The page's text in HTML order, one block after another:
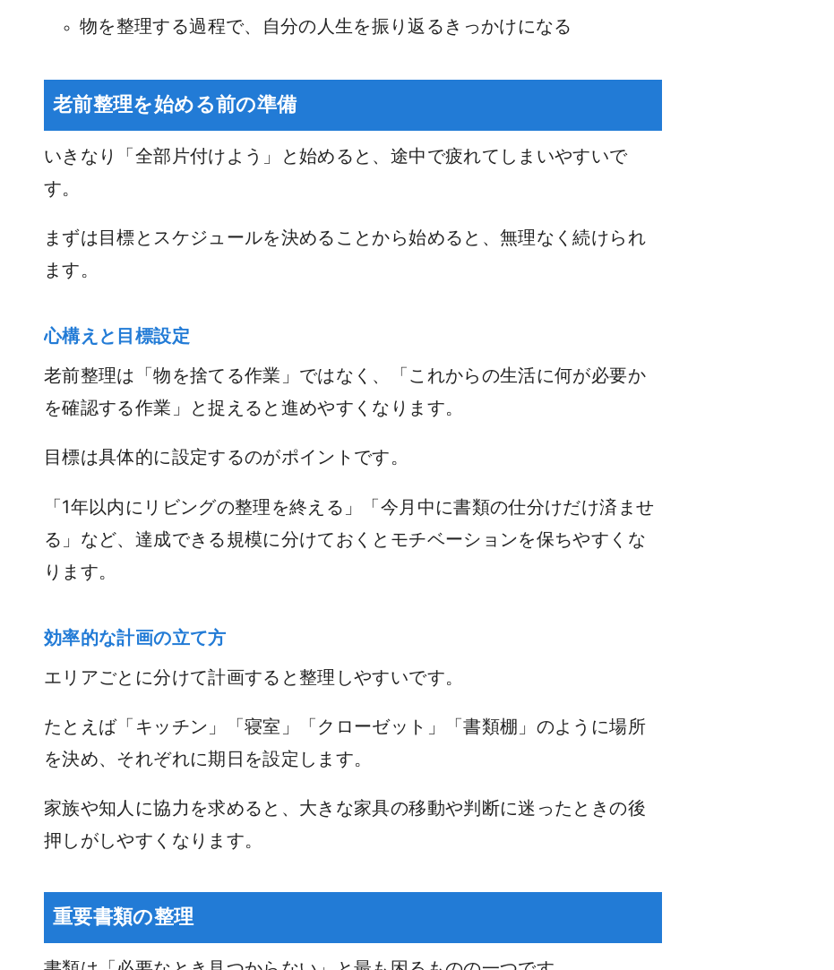
物を整理する過程で、自分の人生を振り返るきっかけになる
老前整理を始める前の準備
いきなり「全部片付けよう」と始めると、途中で疲れてしまいやすいで
す。
まずは目標とスケジュールを決めることから始めると、無理なく続けられ
ます。
心構えと目標設定
老前整理は「物を捨てる作業」ではなく、「これからの生活に何が必要か
を確認する作業」と捉えると進めやすくなります。
目標は具体的に設定するのがポイントです。
「1年以内にリビングの整理を終える」「今月中に書類の仕分けだけ済ませ
る」など、達成できる規模に分けておくとモチベーションを保ちやすくな
ります。
効率的な計画の立て方
エリアごとに分けて計画すると整理しやすいです。
たとえば「キッチン」「寝室」「クローゼット」「書類棚」のように場所
を決め、それぞれに期日を設定します。
家族や知人に協力を求めると、大きな家具の移動や判断に迷ったときの後
押しがしやすくなります。
重要書類の整理